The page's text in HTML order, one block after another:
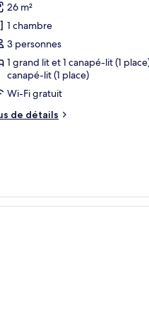
:
26 m²
1 chambre
3 personnes
1 grand lit et 1 canapé-lit (1
canapé-lit (1 place)
Wi-Fi gratuit
de détails
fixé au mur.